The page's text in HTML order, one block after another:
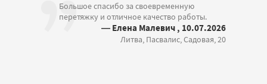
Большое спасибо за своевременную
перетяжку и отличное качество работы.
— Елена Малевич , 10.07.2026
Литва, Пасвалис, Садовая, 20